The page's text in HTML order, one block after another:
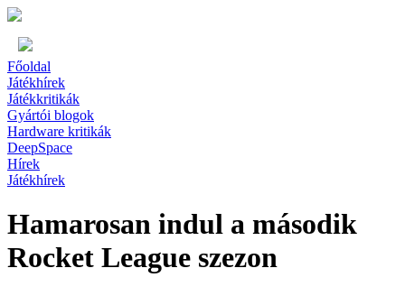
Főoldal
Játékhírek
Játékkritikák
Gyártói blogok
Hardware kritikák
DeepSpace
Hírek
Játékhírek
Hamarosan indul a második
Rocket League szezon